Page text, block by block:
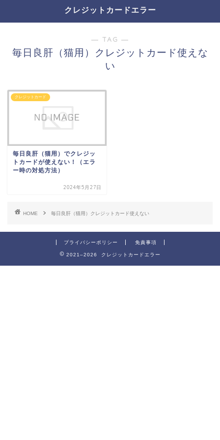
クレジットカードエラー
― TAG ―
毎日良肝（猫用）クレジットカード使えな
い
クレジットカード
毎日良肝（猫用）でクレジッ
トカードが使えない！（エラ
ー時の対処方法）
2024年5月27日
HOME 毎日良肝（猫用）クレジットカード使えない
プライバシーポリシー 免責事項
2021–2026 クレジットカードエラー